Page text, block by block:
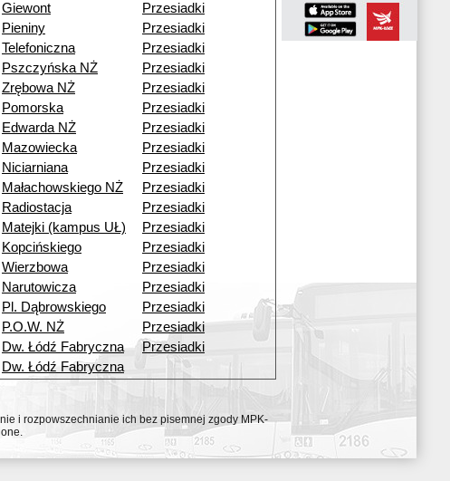
Giewont
Przesiadki
Pieniny
Przesiadki
Telefoniczna
Przesiadki
Pszczyńska NŻ
Przesiadki
Zrębowa NŻ
Przesiadki
Pomorska
Przesiadki
Edwarda NŻ
Przesiadki
Mazowiecka
Przesiadki
Niciarniana
Przesiadki
Małachowskiego NŻ
Przesiadki
Radiostacja
Przesiadki
Matejki (kampus UŁ)
Przesiadki
Kopcińskiego
Przesiadki
Wierzbowa
Przesiadki
Narutowicza
Przesiadki
Pl. Dąbrowskiego
Przesiadki
P.O.W. NŻ
Przesiadki
Dw. Łódź Fabryczna
Przesiadki
Dw. Łódź Fabryczna
i rozpowszechnianie ich bez pisemnej zgody MPK-